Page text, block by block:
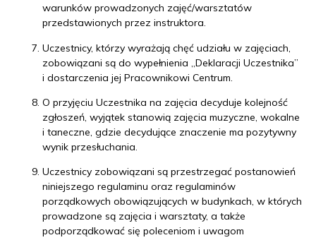
warunków prowadzonych zajęć/warsztatów
przedstawionych przez instruktora.
Uczestnicy, którzy wyrażają chęć udziału w zajęciach,
zobowiązani są do wypełnienia „Deklaracji Uczestnika”
i dostarczenia jej Pracownikowi Centrum.
O przyjęciu Uczestnika na zajęcia decyduje kolejność
zgłoszeń, wyjątek stanowią zajęcia muzyczne, wokalne
i taneczne, gdzie decydujące znaczenie ma pozytywny
wynik przesłuchania.
Uczestnicy zobowiązani są przestrzegać postanowień
niniejszego regulaminu oraz regulaminów
porządkowych obowiązujących w budynkach, w których
prowadzone są zajęcia i warsztaty, a także
podporządkować się poleceniom i uwagom